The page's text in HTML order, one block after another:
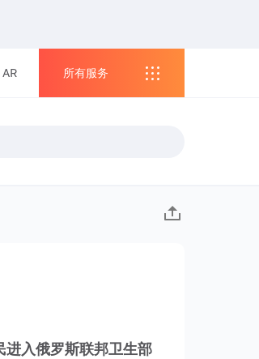
AR 所有服务
进入俄罗斯联邦卫生部